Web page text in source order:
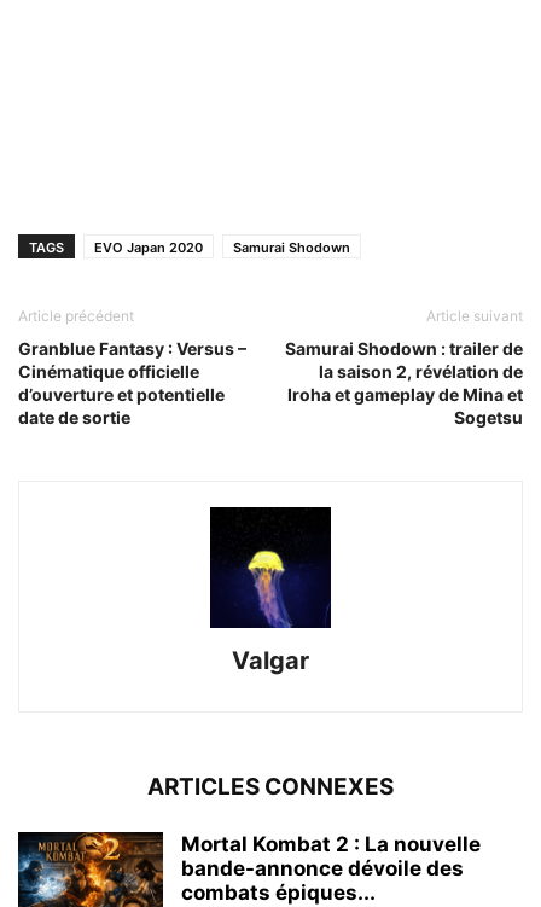
TAGS EVO Japan 2020 Samurai Shodown
Article précédent
Granblue Fantasy : Versus –
Cinématique officielle
d’ouverture et potentielle
date de sortie
Article suivant
Samurai Shodown : trailer de
la saison 2, révélation de
Iroha et gameplay de Mina et
Sogetsu
Valgar
ARTICLES CONNEXES
Mortal Kombat 2 : La nouvelle
bande-annonce dévoile des
combats épiques...